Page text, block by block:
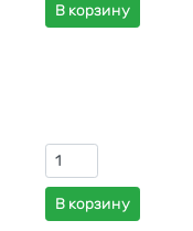
В корзину
В корзину